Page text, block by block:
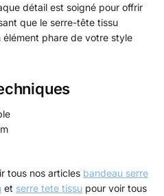
détail est soigné pour offrir
que le serre-tête tissu
phare de votre style
tous nos articles bandeau serre
et serre tete tissu pour voir tous